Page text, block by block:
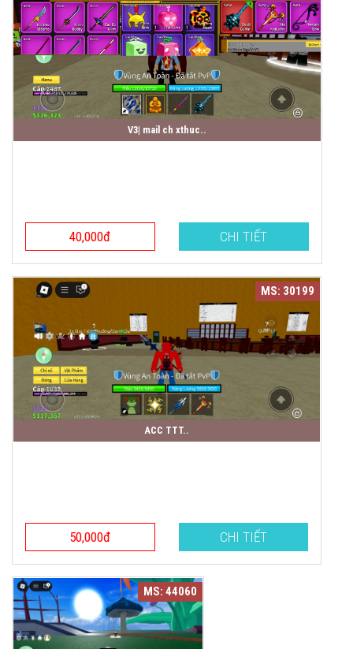
V3| mail ch xthuc..
40,000đ CHI TIẾT
MS: 30199
ACC TTT..
50,000đ CHI TIẾT
MS: 44060